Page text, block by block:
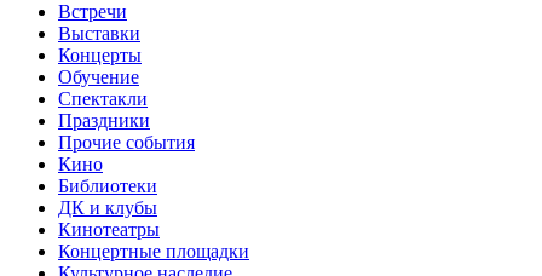
Встречи
Выставки
Концерты
Обучение
Спектакли
Праздники
Прочие события
Кино
Библиотеки
ДК и клубы
Кинотеатры
Концертные площадки